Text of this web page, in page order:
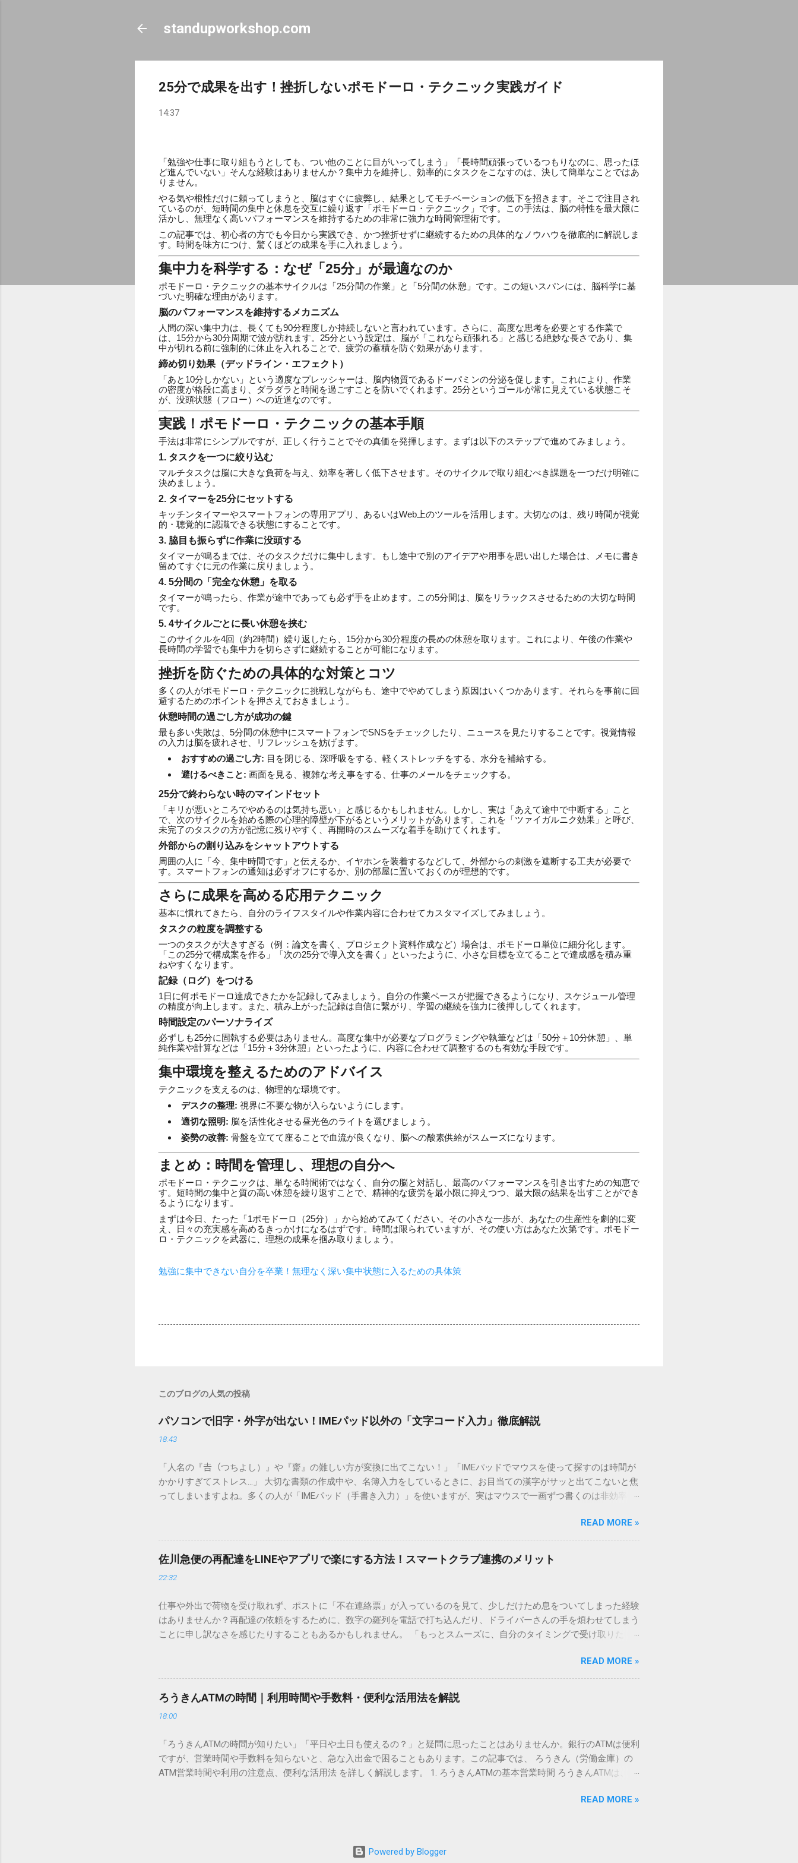
standupworkshop.com
25分で成果を出す！挫折しないポモドーロ・テクニック実践ガイド
14:37
「勉強や仕事に取り組もうとしても、つい他のことに目がいってしまう」「長時間頑張っているつもりなのに、思ったほ
ど進んでいない」そんな経験はありませんか？集中力を維持し、効率的にタスクをこなすのは、決して簡単なことではあ
りません。
やる気や根性だけに頼ってしまうと、脳はすぐに疲弊し、結果としてモチベーションの低下を招きます。そこで注目され
ているのが、短時間の集中と休息を交互に繰り返す「ポモドーロ・テクニック」です。この手法は、脳の特性を最大限に
活かし、無理なく高いパフォーマンスを維持するための非常に強力な時間管理術です。
この記事では、初心者の方でも今日から実践でき、かつ挫折せずに継続するための具体的なノウハウを徹底的に解説しま
す。時間を味方につけ、驚くほどの成果を手に入れましょう。
集中力を科学する：なぜ「25分」が最適なのか
ポモドーロ・テクニックの基本サイクルは「25分間の作業」と「5分間の休憩」です。この短いスパンには、脳科学に基
づいた明確な理由があります。
脳のパフォーマンスを維持するメカニズム
人間の深い集中力は、長くても90分程度しか持続しないと言われています。さらに、高度な思考を必要とする作業で
は、15分から30分周期で波が訪れます。25分という設定は、脳が「これなら頑張れる」と感じる絶妙な長さであり、集
中が切れる前に強制的に休止を入れることで、疲労の蓄積を防ぐ効果があります。
締め切り効果（デッドライン・エフェクト）
「あと10分しかない」という適度なプレッシャーは、脳内物質であるドーパミンの分泌を促します。これにより、作業
の密度が格段に高まり、ダラダラと時間を過ごすことを防いでくれます。25分というゴールが常に見えている状態こそ
が、没頭状態（フロー）への近道なのです。
実践！ポモドーロ・テクニックの基本手順
手法は非常にシンプルですが、正しく行うことでその真価を発揮します。まずは以下のステップで進めてみましょう。
1. タスクを一つに絞り込む
マルチタスクは脳に大きな負荷を与え、効率を著しく低下させます。そのサイクルで取り組むべき課題を一つだけ明確に
決めましょう。
2. タイマーを25分にセットする
キッチンタイマーやスマートフォンの専用アプリ、あるいはWeb上のツールを活用します。大切なのは、残り時間が視覚
的・聴覚的に認識できる状態にすることです。
3. 脇目も振らずに作業に没頭する
タイマーが鳴るまでは、そのタスクだけに集中します。もし途中で別のアイデアや用事を思い出した場合は、メモに書き
留めてすぐに元の作業に戻りましょう。
4. 5分間の「完全な休憩」を取る
タイマーが鳴ったら、作業が途中であっても必ず手を止めます。この5分間は、脳をリラックスさせるための大切な時間
です。
5. 4サイクルごとに長い休憩を挟む
このサイクルを4回（約2時間）繰り返したら、15分から30分程度の長めの休憩を取ります。これにより、午後の作業や
長時間の学習でも集中力を切らさずに継続することが可能になります。
挫折を防ぐための具体的な対策とコツ
多くの人がポモドーロ・テクニックに挑戦しながらも、途中でやめてしまう原因はいくつかあります。それらを事前に回
避するためのポイントを押さえておきましょう。
休憩時間の過ごし方が成功の鍵
最も多い失敗は、5分間の休憩中にスマートフォンでSNSをチェックしたり、ニュースを見たりすることです。視覚情報
の入力は脳を疲れさせ、リフレッシュを妨げます。
おすすめの過ごし方: 目を閉じる、深呼吸をする、軽くストレッチをする、水分を補給する。
避けるべきこと: 画面を見る、複雑な考え事をする、仕事のメールをチェックする。
25分で終わらない時のマインドセット
「キリが悪いところでやめるのは気持ち悪い」と感じるかもしれません。しかし、実は「あえて途中で中断する」こと
で、次のサイクルを始める際の心理的障壁が下がるというメリットがあります。これを「ツァイガルニク効果」と呼び、
未完了のタスクの方が記憶に残りやすく、再開時のスムーズな着手を助けてくれます。
外部からの割り込みをシャットアウトする
周囲の人に「今、集中時間です」と伝えるか、イヤホンを装着するなどして、外部からの刺激を遮断する工夫が必要で
す。スマートフォンの通知は必ずオフにするか、別の部屋に置いておくのが理想的です。
さらに成果を高める応用テクニック
基本に慣れてきたら、自分のライフスタイルや作業内容に合わせてカスタマイズしてみましょう。
タスクの粒度を調整する
一つのタスクが大きすぎる（例：論文を書く、プロジェクト資料作成など）場合は、ポモドーロ単位に細分化します。
「この25分で構成案を作る」「次の25分で導入文を書く」といったように、小さな目標を立てることで達成感を積み重
ねやすくなります。
記録（ログ）をつける
1日に何ポモドーロ達成できたかを記録してみましょう。自分の作業ペースが把握できるようになり、スケジュール管理
の精度が向上します。また、積み上がった記録は自信に繋がり、学習の継続を強力に後押ししてくれます。
時間設定のパーソナライズ
必ずしも25分に固執する必要はありません。高度な集中が必要なプログラミングや執筆などは「50分＋10分休憩」、単
純作業や計算などは「15分＋3分休憩」といったように、内容に合わせて調整するのも有効な手段です。
集中環境を整えるためのアドバイス
テクニックを支えるのは、物理的な環境です。
デスクの整理: 視界に不要な物が入らないようにします。
適切な照明: 脳を活性化させる昼光色のライトを選びましょう。
姿勢の改善: 骨盤を立てて座ることで血流が良くなり、脳への酸素供給がスムーズになります。
まとめ：時間を管理し、理想の自分へ
ポモドーロ・テクニックは、単なる時間術ではなく、自分の脳と対話し、最高のパフォーマンスを引き出すための知恵で
す。短時間の集中と質の高い休憩を繰り返すことで、精神的な疲労を最小限に抑えつつ、最大限の結果を出すことができ
るようになります。
まずは今日、たった「1ポモドーロ（25分）」から始めてみてください。その小さな一歩が、あなたの生産性を劇的に変
え、日々の充実感を高めるきっかけになるはずです。時間は限られていますが、その使い方はあなた次第です。ポモドー
ロ・テクニックを武器に、理想の成果を掴み取りましょう。
勉強に集中できない自分を卒業！無理なく深い集中状態に入るための具体策
このブログの人気の投稿
パソコンで旧字・外字が出ない！IMEパッド以外の「文字コード入力」徹底解説
18:43
「人名の『𠮷（つちよし）』や『齋』の難しい方が変換に出てこない！」「IMEパッドでマウスを使って探すのは時間が
かかりすぎてストレス…」 大切な書類の作成中や、名簿入力をしているときに、お目当ての漢字がサッと出てこないと焦
ってしまいますよね。多くの人が「IMEパッド（手書き入力）」を使いますが、実はマウスで一画ずつ書くのは非効率で
ードを打ち込むだけで一瞬で旧字や外字、特殊記号を呼び出す「文字コード入力」のテクニックを詳しく解説します。
この方法をマスターすれば、もう難しい漢字の入力で手を止める必要はありません。 1. なぜ「変換」しても旧字・外字
が出てこないのか？ そもそも、なぜ普通の変換で出てこない漢字があるのでしょうか。その理由は、パソコンが文字を
認識する仕組みにあります。 日本のパソコンで一般的に使われる漢字は、JIS規格（日本産業規格）によって「第1水
準」「第2水準」といった形で整理されています。しかし、人名や地名に使われる非常に古い漢字（旧字）や、特定の組
「Unicode（ユニコード）」や「JISコード」といった 文字コード です。パソコン上のすべての文字には、いわば「住
所」のような番号が割り振られています。変換候補に出ない文字でも、この住所（コード）を直接指定すれば、確実に呼
び出すことができるのです。 2. Windows標準機能！文字コードで漢字を出す「16進数入力」 最も汎用性が高く、特別な
できます。 具体的な手順（Unicode入力） 入力したい文字の「Unicode（例：20BB7）」を把握する。 入力モードを「半
角」にする（※重要）。 **「20BB7」**と入力する。 直後にキーボードの**[Alt]キーを押しながら[X]キー**を押す。 入
力した数字が、一瞬で対応する漢字（例：𠮷）に変換されます。 注記： この方法は、特にMicrosoft Wordで非常に強力
READ MORE »
佐川急便の再配達をLINEやアプリで楽にする方法！スマートクラブ連携のメリット
22:32
仕事や外出で荷物を受け取れず、ポストに「不在連絡票」が入っているのを見て、少しだけため息をついてしまった経験
はありませんか？再配達の依頼をするために、数字の羅列を電話で打ち込んだり、ドライバーさんの手を煩わせてしまう
ことに申し訳なさを感じたりすることもあるかもしれません。 「もっとスムーズに、自分のタイミングで受け取りた
ビス「スマートクラブ」と、LINEや公式アプリの連携です。これらを活用するだけで、再配達のストレスは驚くほど軽く
なります。この記事では、忙しい毎日をサポートする便利な受け取り術と、連携による具体的なメリットを徹底解説しま
す。 佐川急便の再配達が劇的に変わる「スマートクラブ」とは？ まず押さえておきたいのが、佐川急便の個人向け無料
会員サービス「スマートクラブ」です。これは、荷物の配送状況をリアルタイムで管理するための基盤となるサービスで
す。 以前はウェブサイトを開いてログインする手間がありましたが、現在はLINEやアプリと紐付けることで、その利便
じめ配達時間を変更するといった先回りの対応が可能になります。 LINE連携で「不在連絡票」とおさらばできる理由 日
本国内で最も利用されているコミュニケーションアプリ「LINE」を佐川急便と連携させると、荷物の受け取り体験が一変
します。 1. トーク画面からワンタップで依頼 不在連絡票に記載されたQRコードを読み取る手間すら、過去のものになり
接届きます。そのまま画面上のボタンをタップするだけで、希望の日時や場所を指定して再配達を依頼できます。 2. 24
時頃に伺います」というメッセージが届きます。その時間に急な予定が入ってしまった場合、届く前に受取時間を変更で
READ MORE »
ろうきんATMの時間｜利用時間や手数料・便利な活用法を解説
18:00
「ろうきんATMの時間が知りたい」「平日や土日も使えるの？」と疑問に思ったことはありませんか。銀行のATMは便利
ですが、営業時間や手数料を知らないと、急な入出金で困ることもあります。この記事では、 ろうきん（労働金庫）の
ATM営業時間や利用の注意点、便利な活用法 を詳しく解説します。 1. ろうきんATMの基本営業時間 ろうきんATMは、利
日：休止（※一部店舗では土曜日のみ利用可能） 店舗内ATMは、銀行窓口と同じ営業時間で利用でき、 窓口での対応も
ATMや提携ATMを使う際は、 時間帯によって手数料が異なる 点に注意が必要です。 平日8:45〜18:00：手数料無料または
低額 平日18:00〜21:00／土日祝日：110〜330円程度の手数料が発生 深夜（21:00〜翌7:00）：提携ATMは利用できない場
READ MORE »
Powered by Blogger